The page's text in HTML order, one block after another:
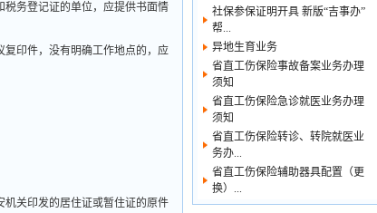
务登记证的单位，应提供书面情
印件，没有明确工作地点的，应
关印发的居住证或暂住证的原件
社保参保证明开具 新版“吉事办”
帮...
异地生育业务
省直工伤保险事故备案业务办理
须知
省直工伤保险急诊就医业务办理
须知
省直工伤保险转诊、转院就医业
务办...
省直工伤保险辅助器具配置（更
换）...